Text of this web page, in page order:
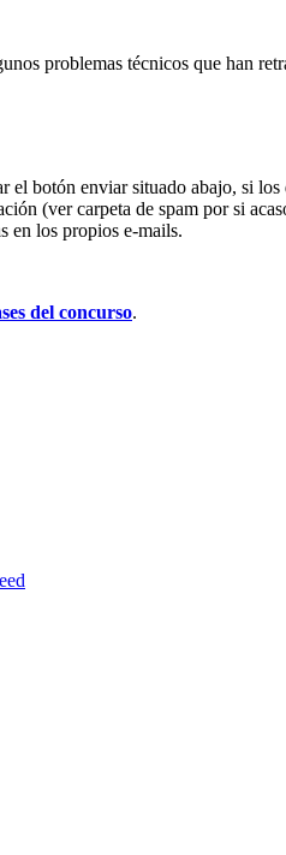
problemas técnicos que han
botón enviar situado abajo, si los
(ver carpeta de spam por si
en los propios e-mails.
del concurso.